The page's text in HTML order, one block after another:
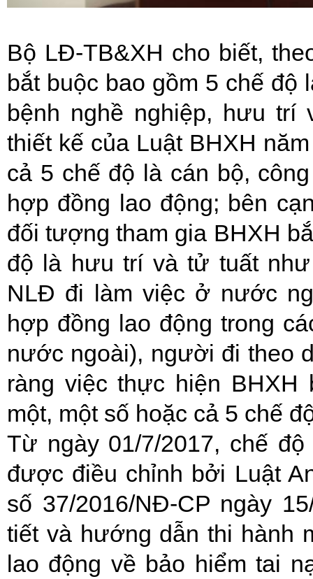
Bộ LĐ-TB&XH cho biết,
bắt buộc bao gồm 5 chế độ
bệnh nghề nghiệp, hưu trí
thiết kế của Luật BHXH
cả 5 chế độ là cán bộ,
hợp đồng lao động; bên
đối tượng tham gia BHXH
độ là hưu trí và tử tuất
NLĐ đi làm việc ở nước
hợp đồng lao động trong
nước ngoài), người đi theo
ràng việc thực hiện
một, một số hoặc cả 5 chế
Từ ngày 01/7/2017, chế
được điều chỉnh bởi Luật
số 37/2016/NĐ-CP ngày
tiết và hướng dẫn thi hành
lao động về bảo hiểm tai